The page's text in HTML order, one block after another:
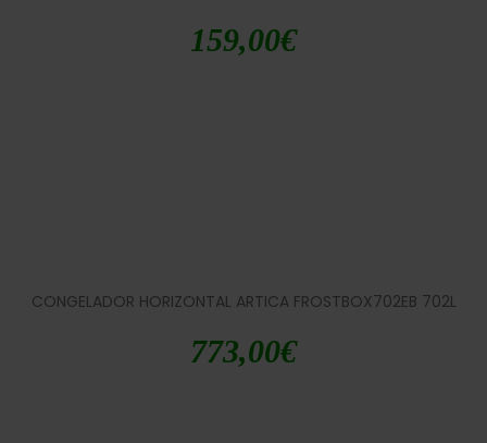
159,00€
CONGELADOR HORIZONTAL ARTICA FROSTBOX702EB 702L
773,00€